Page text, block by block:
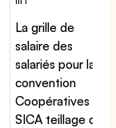
La grille de
salaire des
salariés pour la
convention
Coopératives et
SICA teillage de